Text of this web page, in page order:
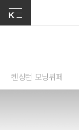
켄싱턴 모닝뷔페